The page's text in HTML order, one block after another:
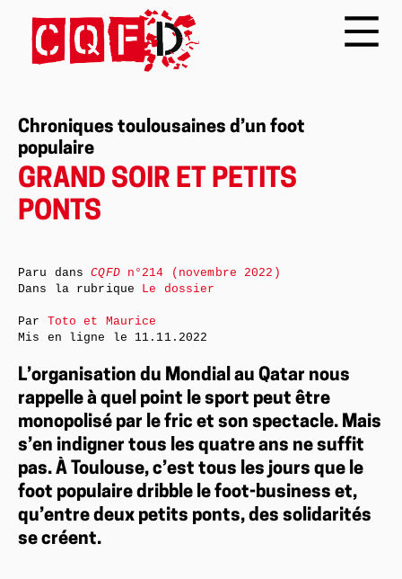
Chroniques toulousaines d’un foot
populaire
GRAND SOIR ET PETITS
PONTS
L’organisation du Mondial au Qatar nous
rappelle à quel point le sport peut être
monopolisé par le fric et son spectacle. Mais
s’en indigner tous les quatre ans ne suffit
pas. À Toulouse, c’est tous les jours que le
foot populaire dribble le foot-business et,
qu’entre deux petits ponts, des solidarités
se créent.
Paru dansCQFDn°214 (novembre 2022)
Dans la rubrique Le dossier
Par Toto et Maurice
Mis en ligne le 11.11.2022